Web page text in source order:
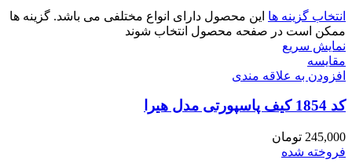
انتخاب گزینه ها این محصول دارای انواع مختلفی می باشد. گزینه ها
ممکن است در صفحه محصول انتخاب شوند
نمایش سریع
مقايسه
افزودن به علاقه مندی
کد 1854 کیف پاسپورتی مدل هیرا
245,000 تومان
فروخته شده